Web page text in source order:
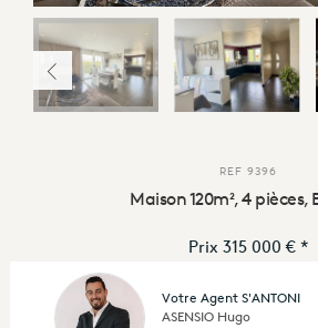
REF 9396
Maison 120m², 4 pièces,
Prix315 000 € *
Votre Agent S'ANTONI
ASENSIO Hugo